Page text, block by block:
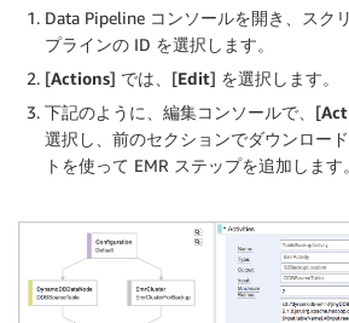
Data Pipeline コンソールを開き、スク
プラインの ID を選択します。
[Actions] では、[Edit] を選択します。
下記のように、編集コンソールで、[
選択し、前のセクションでダウンロー
トを使って EMR ステップを追加します。